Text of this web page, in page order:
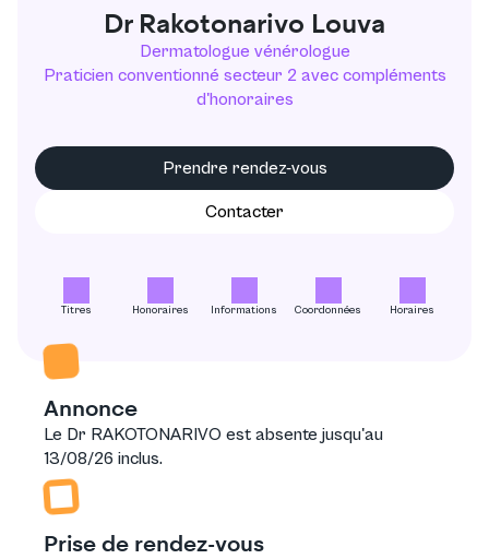
Dr Rakotonarivo Louva
Dermatologue vénérologue
Praticien conventionné secteur 2 avec compléments
d'honoraires
Prendre rendez-vous
Contacter
Titres Honoraires Informations Coordonnées Horaires
Annonce
Le Dr RAKOTONARIVO est absente jusqu'au
13/08/26 inclus.
Prise de rendez-vous